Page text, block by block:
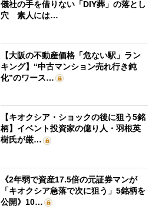
儀社の手を借りない「DIY葬」の落とし
穴 素人には…
【大阪の不動産価格「危ない駅」ラン
キング】“中古マンション売れ行き鈍
化”のワース…
【キオクシア・ショックの後に狙う5銘
柄】イベント投資家の億り人・羽根英
樹氏が厳…
《2年弱で資産17.5倍の元証券マンが
「キオクシア急落で次に狙う」5銘柄を
公開》10…